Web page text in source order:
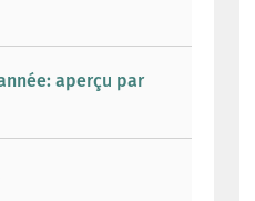
aperçu par